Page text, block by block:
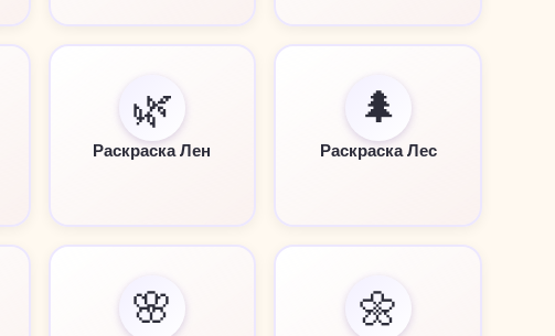
🌿
Раскраска Лен
🌲
Раскраска Лес
🌸 🌼